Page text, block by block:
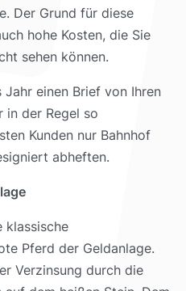
Der Grund für diese
hohe Kosten, die Sie
sehen können.
einen Brief von Ihren
in der Regel so
Kunden nur Bahnhof
abheften.
klassische
Pferd der Geldanlage.
Verzinsung durch die